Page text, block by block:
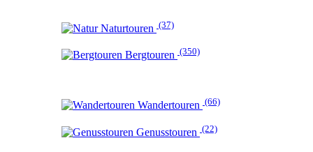
Naturtouren (37)
Bergtouren (350)
Wandertouren (66)
Genusstouren (22)